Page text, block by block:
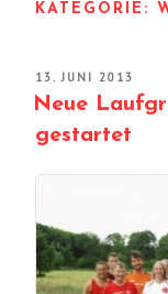
KATEGORIE:
VERÖFFENTLICHT
AM
13. JUNI 2013
Neue
gestartet